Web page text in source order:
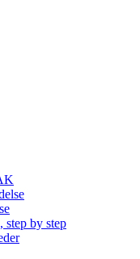
step by step